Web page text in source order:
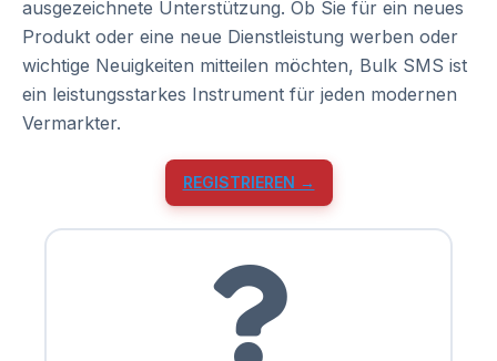
ausgezeichnete Unterstützung. Ob Sie für ein neues
Produkt oder eine neue Dienstleistung werben oder
wichtige Neuigkeiten mitteilen möchten, Bulk SMS ist
ein leistungsstarkes Instrument für jeden modernen
Vermarkter.
REGISTRIEREN →